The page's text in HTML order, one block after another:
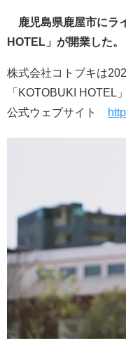
鹿児島県鹿屋市にラ
HOTEL」が開業した。
株式会社コトブキは
「KOTOBUKI HOTEL
公式ウェブサイト